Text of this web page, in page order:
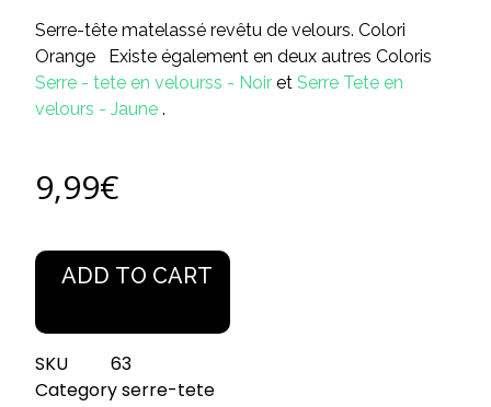
Serre-tête matelassé revêtu de velours. Colori
Orange Existe également en deux autres Coloris
Serre - tete en velourss - Noir et Serre Tete en
velours - Jaune .
9,99€
quantité
TÊTE
EN
VELOURS
ADD TO CART
SKU
63
Categoryserre-tete